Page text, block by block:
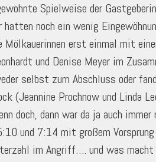
Spielweise der
noch ein wenig
erst einmal mit
und Denise Meyer im
selbst zum Abschluss oder
(Jeannine Prochnow und Linda
doch, dann war da ja auch
und 7:14 mit großem
im Angriff…. und was